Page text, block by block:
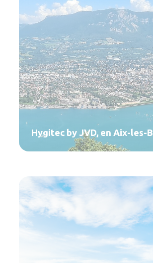
Hygitec by JVD, en Aix-les-